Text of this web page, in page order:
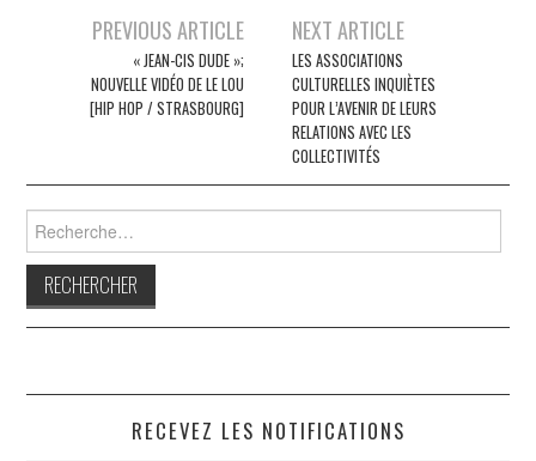
Navigation
articles
PREVIOUS ARTICLE
« JEAN-CIS DUDE »;
NOUVELLE VIDÉO DE LE LOU
[HIP HOP / STRASBOURG]
NEXT ARTICLE
LES ASSOCIATIONS
CULTURELLES INQUIÈTES
POUR L’AVENIR DE LEURS
RELATIONS AVEC LES
COLLECTIVITÉS
RECEVEZ LES NOTIFICATIONS